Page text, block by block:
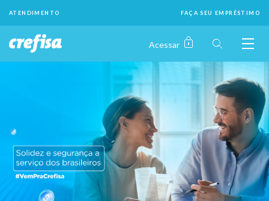
ATENDIMENTO FAÇA SEU EMPRÉSTIMO
Crefisa
Empréstimo para Negativado. Acessar